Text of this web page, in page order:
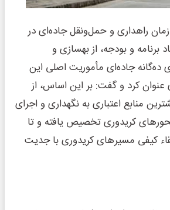
راهداری و حمل‌ونقل جاده‌ای در
و بودجه، از بهسازی و
ده‌گانه جاده‌ای مأموریت اصلی این
کرد و گفت: بر این اساس، از
منابع اعتباری به نگهداری و اجرای
کریدوری تخصیص یافته و تا
کیفی مسیرهای کریدوری با جدیت